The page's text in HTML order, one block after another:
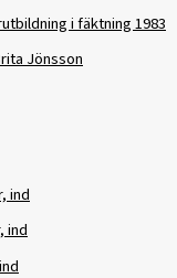
i fäktning 1983
Jönsson
ind
ind